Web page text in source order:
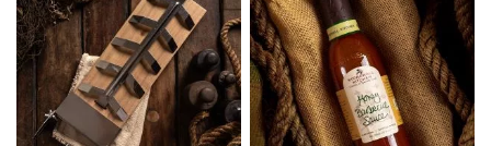
WUNSCHLISTE
HINZUFÜGEN